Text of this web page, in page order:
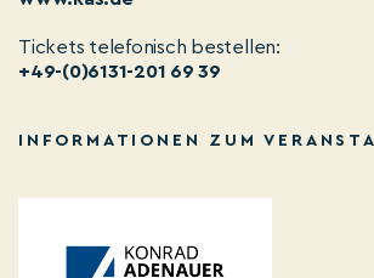
Tickets telefonisch bestellen:
+49-(0)6131-201 69 39
INFORMATIONEN ZUM